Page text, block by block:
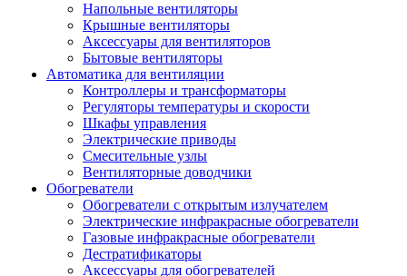
Напольные вентиляторы
Крышные вентиляторы
Аксессуары для вентиляторов
Бытовые вентиляторы
Автоматика для вентиляции
Контроллеры и трансформаторы
Регуляторы температуры и скорости
Шкафы управления
Электрические приводы
Смесительные узлы
Вентиляторные доводчики
Обогреватели
Обогреватели с открытым излучателем
Электрические инфракрасные обогреватели
Газовые инфракрасные обогреватели
Дестратификаторы
Аксессуары для обогревателей